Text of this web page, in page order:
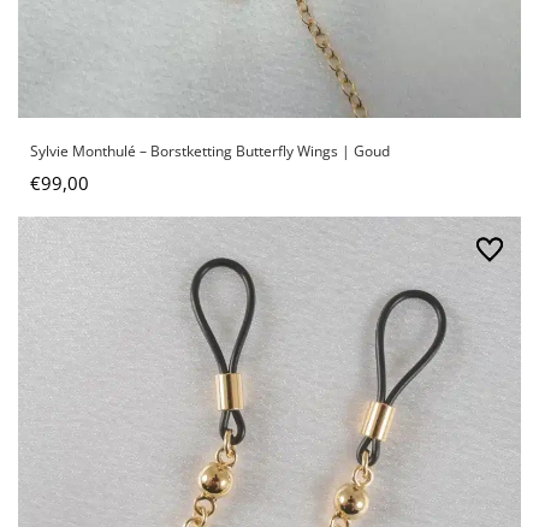
Sylvie Monthulé – Borstketting Butterfly Wings | Goud
€99,00